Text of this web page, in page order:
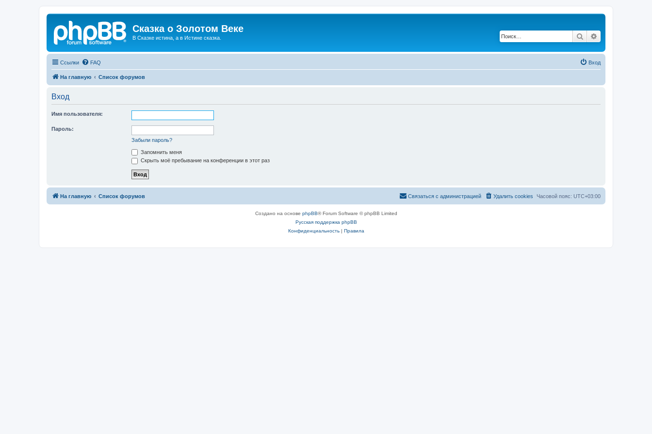
Сказка о Золотом Веке
В Сказке истина, а в Истине сказка. Поиск
Ссылки FAQ Вход
На главную Список форумов
Вход
Имя пользователя:
Пароль:
Забыли пароль?
Запомнить меня
Скрыть моё пребывание на конференции в этот раз
На главную Список форумов Часовой пояс: UTC+03:00
Удалить cookies
Связаться с администрацией
Создано на основе phpBB® Forum Software © phpBB Limited
Русская поддержка phpBB
Конфиденциальность| Правила